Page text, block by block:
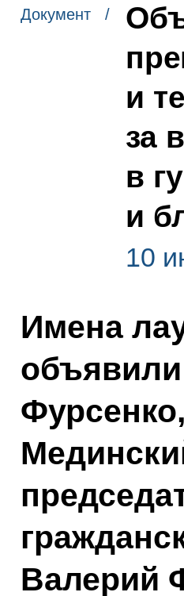
Документ /
и
за
в
и
10
Имена
Валерий